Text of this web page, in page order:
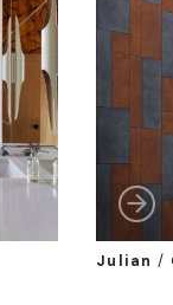
Julian /